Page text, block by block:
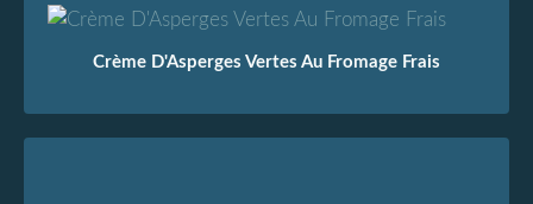
Crème D'Asperges Vertes Au Fromage Frais